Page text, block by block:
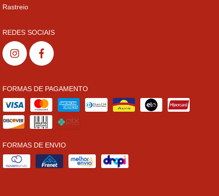
Rastreio
REDES SOCIAIS
FORMAS DE PAGAMENTO
FORMAS DE ENVIO